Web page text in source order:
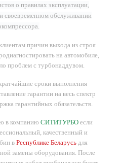
о правилах эксплуатации,
своевременном обслуживании
причин выхода из строя
на автомобиле,
проблем с турбонаддувом.
сроки выполнения
гарантии на весь спектр
гарантийных обязательств.
в компанию СИТИТУРБО если
качественный и
в Республике Беларусьдля
замены оборудования. После